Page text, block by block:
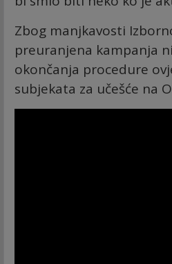
Zbog manjkavosti
preuranjena kampanja
okončanja procedure
subjekata za učešće na